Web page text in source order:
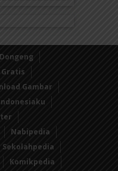
Dongeng
Gratis
Gambar
Nabipedia
Sekolahpedia
Komikpedia